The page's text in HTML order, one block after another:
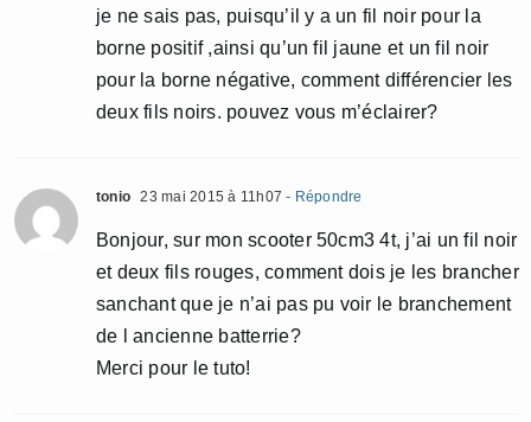
je ne sais pas, puisqu’il y a un fil noir pour la
borne positif ,ainsi qu’un fil jaune et un fil noir
pour la borne négative, comment différencier les
deux fils noirs. pouvez vous m’éclairer?
tonio 23 mai 2015 à 11h07 - Répondre
Bonjour, sur mon scooter 50cm3 4t, j’ai un fil noir
et deux fils rouges, comment dois je les brancher
sanchant que je n’ai pas pu voir le branchement
de l ancienne batterrie?
Merci pour le tuto!